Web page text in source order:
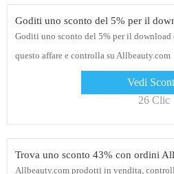
Goditi uno sconto del 5% per il
Goditi uno sconto del 5% per il download
questo affare e controlla su Allbeauty.com
Vedi
26 Clic
Trova uno sconto 43% con ordini
Allbeauty.com prodotti in vendita,